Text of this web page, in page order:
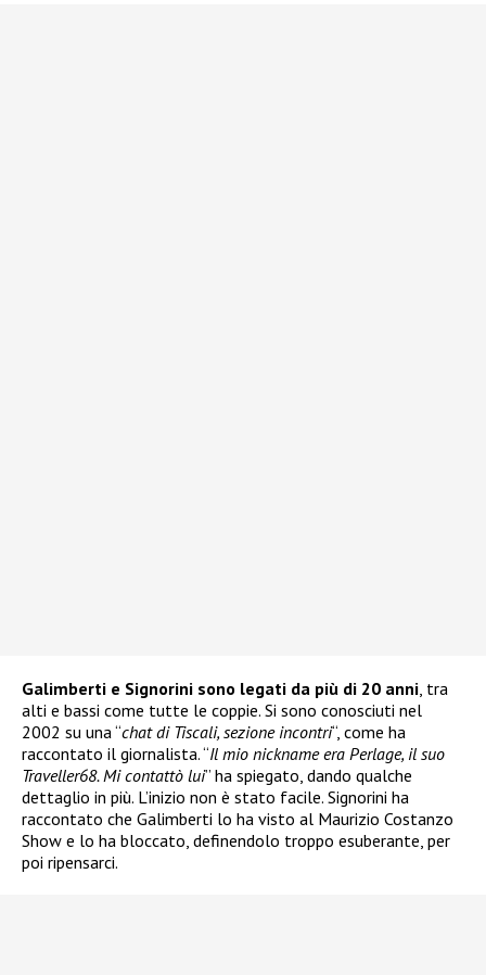
Galimberti e Signorini sono legati da più di 20 anni , tra
alti e bassi come tutte le coppie. Si sono conosciuti nel
2002 su una “chat di Tiscali, sezione incontri“, come ha
raccontato il giornalista. “Il mio nickname era Perlage, il suo
Traveller68. Mi contattò lui” ha spiegato, dando qualche
dettaglio in più. L’inizio non è stato facile. Signorini ha
raccontato che Galimberti lo ha visto al Maurizio Costanzo
Show e lo ha bloccato, definendolo troppo esuberante, per
poi ripensarci.